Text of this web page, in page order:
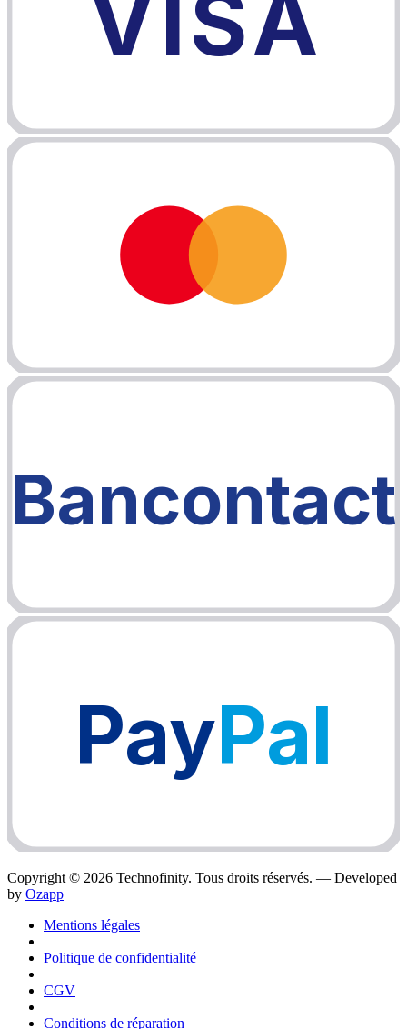
VISA
Bancontact
PayPal
Copyright © 2026 Technofinity. Tous droits réservés. — Developed
by Ozapp
Mentions légales
|
Politique de confidentialité
|
CGV
|
Conditions de réparation